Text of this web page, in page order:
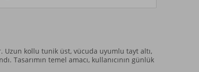
Uzun kollu tunik üst, vücuda uyumlu tayt altı,
Tasarımın temel amacı, kullanıcının günlük